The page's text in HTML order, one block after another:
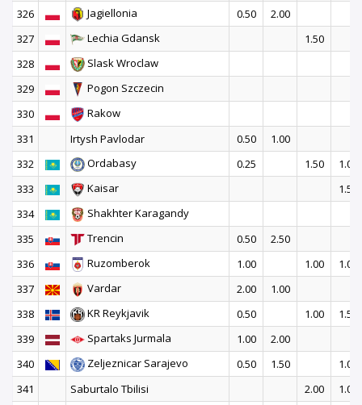
326 Jagiellonia 0.50
2.00
327
Lechia Gdansk
1.50
328
Slask Wroclaw
329
Pogon Szczecin
330
Rakow
331
Irtysh Pavlodar 0.50
1.00
332
Ordabasy 0.25 1.50
1.00
333
Kaisar
1.50
334
Shakhter Karagandy
335
Trencin 0.50
2.50
336
Ruzomberok 1.00 1.00
1.00
337
Vardar 2.00
1.00
338
KR Reykjavik 0.50 1.00
1.50
339
Spartaks Jurmala 1.00
2.00
340
Zeljeznicar Sarajevo 0.50 1.50
1.00
341
Saburtalo Tbilisi 2.00
1.00